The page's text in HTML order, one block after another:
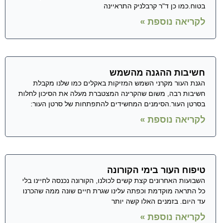
בטוח.כמו כן ד"ר קרבלניק התראיינה
לקריאה נוספת »
חשיבות ההגנה מהשמש
הגנת העור מקרני השמש המזיקות באקלים כמו שלנו מקבלת
חשיבות רבה, משום שהקרינה המצטברת מעלה את הסיכון לחלות
בסרטן העור.הסימנים המחשידים להתפתחות של סרטן העור:
לקריאה נוספת »
טיפוח העור בימי הקורונה
השבועות האחרונים קצת קשים לכולנו, הקורונה נכנסה לחיינו בלי
כל התראה מוקדמת וכפתה עלינו שגרת חיים שונה ממה שהכרנו
עד היום. בזמנים האלו קשה יותר
לקריאה נוספת »